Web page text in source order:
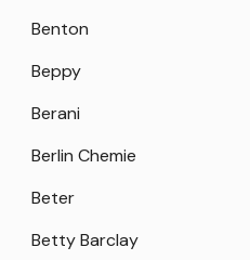
Benton
Beppy
Berani
Berlin Chemie
Beter
Betty Barclay